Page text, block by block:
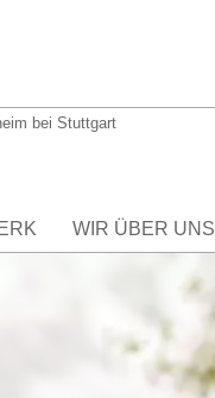
bei Stuttgart
WIR ÜBER UNS